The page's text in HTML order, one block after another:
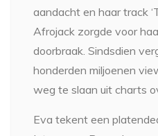
aandacht en haar track
Afrojack zorgde voor
doorbraak. Sindsdien
honderden miljoenen
weg te slaan uit charts
Eva tekent een